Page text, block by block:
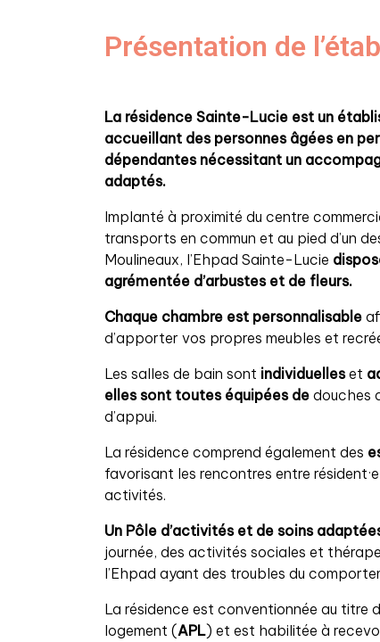
Présentation de
La résidence Sainte-Lucie est un
accueillant des personnes âgées en
dépendantes nécessitant un
adaptés.
Implanté à proximité du centre
transports en commun et au pied d’un
Moulineaux, l’Ehpad Sainte-Lucie
agrémentée d’arbustes et de fleurs.
Chaque chambre est personnalisable
d’apporter vos propres meubles et
Les salles de bain sont individuelleset
elles sont toutes équipées de douches
d’appui.
La résidence comprend également des
favorisant les rencontres entre
activités.
Un Pôle d’activités et de soins
journée, des activités sociales et
l’Ehpad ayant des troubles du
La résidence est conventionnée au titre
logement (APL) et est habilitée à